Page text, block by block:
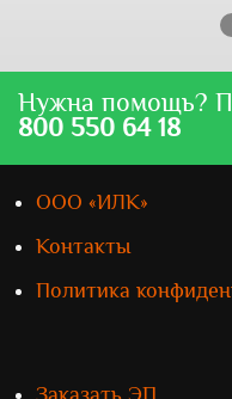
Нужна помощь?
800 550 64 18
ООО «ИЛК»
Контакты
Политика
Заказать ЭП